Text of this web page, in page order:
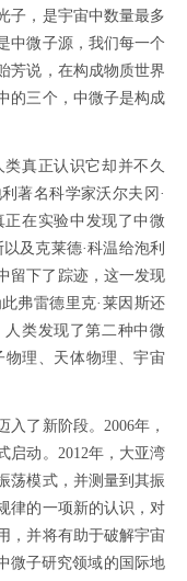
，是宇宙中数量最多
中微子源，我们每一个
芳说，在构成物质世界
的三个，中微子是构成
真正认识它却并不久
著名科学家沃尔夫冈·
正在实验中发现了中微
及克莱德·科温给泡利
留下了踪迹，这一发现
弗雷德里克·莱因斯还
人类发现了第二种中微
理、天体物理、宇宙
了新阶段。2006年，
启动。2012年，大亚湾
荡模式，并测量到其振
律的一项新的认识，对
，并将有助于破解宇宙
微子研究领域的国际地